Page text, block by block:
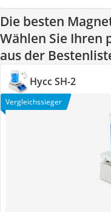
Die besten
Wählen Sie Ihren
aus der
Hycc SH-2
Vergleichssieger